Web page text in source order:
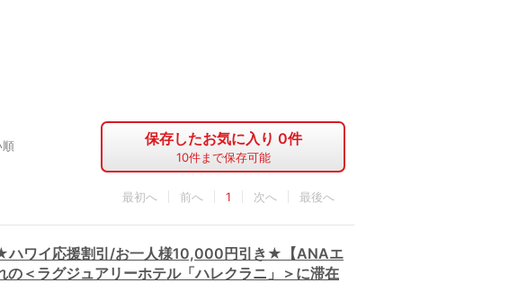
保存したお気に入り 0件
10件まで保存可能
順
最初へ 1 最後へ
★ハワイ応援割引/お一人様10,000円引き★【ANAエ
の＜ラグジュアリーホテル「ハレクラニ」＞に滞在